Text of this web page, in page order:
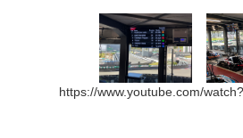
https://www.youtube.com/